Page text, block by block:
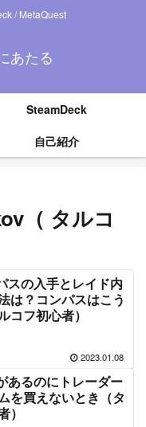
/ MetaQuest
あたる
SteamDeck
自己紹介
（ タルコ
スの入手とレイド内
は？コンパスはこう
コフ初心者）
2023.01.08
あるのにトレーダー
を買えないとき（タ
）